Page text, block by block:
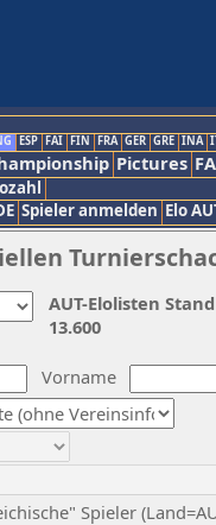
ESP FAI FIN FRA GER GRE INA
Pictures
Spieler anmelden Elo
Vorname
Spieler
AUT-Elolisten
13.600